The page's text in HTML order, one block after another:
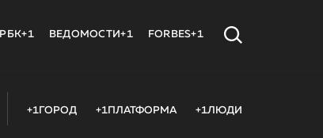
РБК+1 ВЕДОМОСТИ+1 FORBES+1
+1ГОРОД +1ПЛАТФОРМА +1ЛЮДИ